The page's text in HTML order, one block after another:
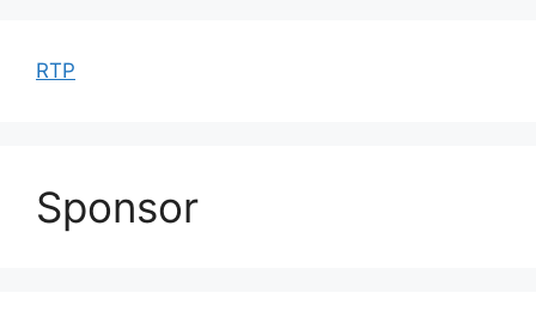
RTP
Sponsor